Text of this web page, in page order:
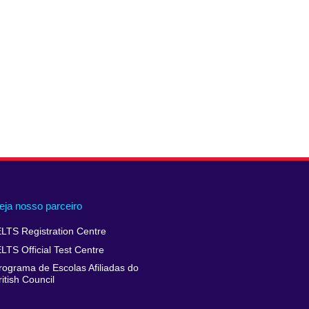
nosso parceiro
Registration Centre
Official Test Centre
de Escolas Afiliadas do
Council